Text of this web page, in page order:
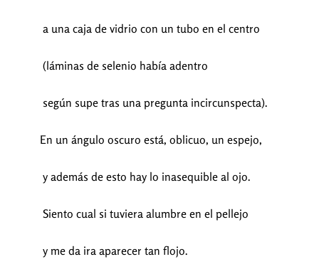
a una caja de vidrio con un tubo en el centro
(láminas de selenio había adentro
según supe tras una pregunta incircunspecta).
En un ángulo oscuro está, oblicuo, un espejo,
y además de esto hay lo inasequible al ojo.
Siento cual si tuviera alumbre en el pellejo
y me da ira aparecer tan flojo.